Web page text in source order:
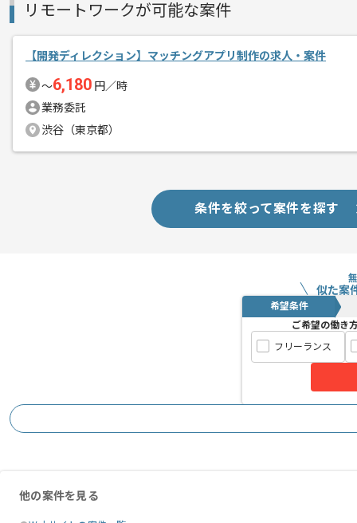
リモートワークが可能な案件
【開発ディレクション】マッチングアプリ制作の求人・案件
〜6,180 円／時
業務委託
渋谷（東京都）
条件を絞って案件を探す
似た案
希望条件
ご希望の働き
フリーランス
他の案件を見る